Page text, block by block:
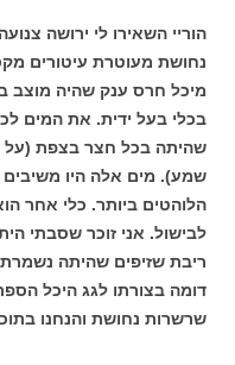
הוריי השאירו לי ירושה
נחושת מעוטרת עיטורים
מיכל חרס ענק שהיה מוצב
בכלי בעל ידית. את המים
שהיתה בכל חצר בצפת (על
שמע). מים אלה היו משיבים
הלוהטים ביותר. כלי אחר
לבישול. אני זוכר שסבתי
ריבת שזיפים שהיתה
דומה בצורתו לגג היכל
שרשרות נחושת והנחנו